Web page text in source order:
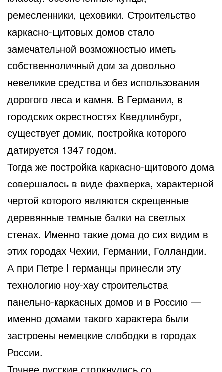
ремесленники, цеховики. Строительство
каркасно-щитовых домов стало
замечательной возможностью иметь
собственноличный дом за довольно
невеликие средства и без использования
дорогого леса и камня. В Германии, в
городских окрестностях Кведлинбург,
существует домик, постройка которого
датируется 1347 годом.
Тогда же постройка каркасно-щитового дома
совершалось в виде фахверка, характерной
чертой которого являются скрещенные
деревянные темные балки на светлых
стенах. Именно такие дома до сих видим в
этих городах Чехии, Германии, Голландии.
А при Петре I германцы принесли эту
технологию ноу-хау строительства
панельно-каркасных домов и в Россию —
именно домами такого характера были
застроены немецкие слободки в городах
России.
Точнее русские столкнулись со